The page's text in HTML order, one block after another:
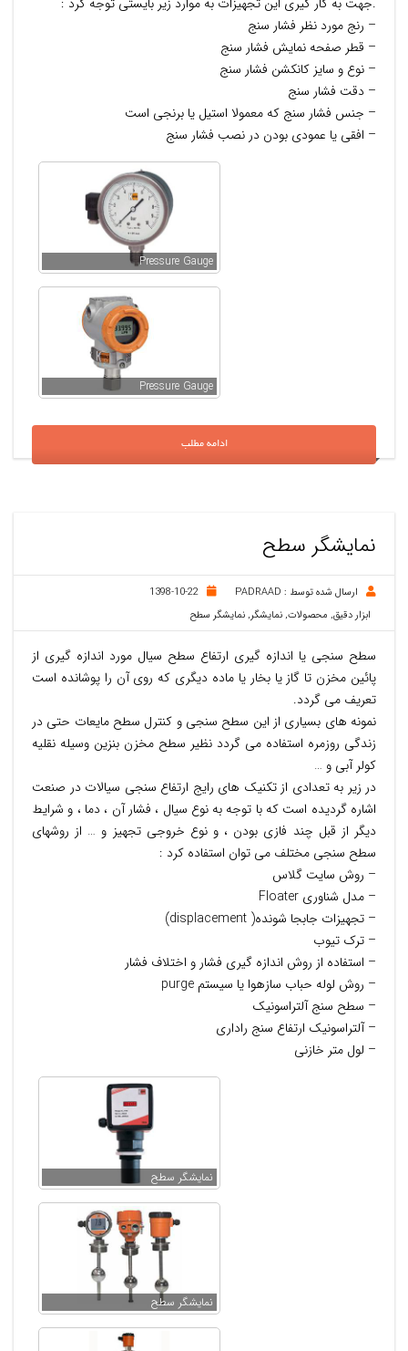
– رنج مورد نظر فشار سنج
– قطر صفحه نمایش فشار سنج
– نوع و سایز کانکشن فشار سنج
– دقت فشار سنج
– جنس فشار سنج که معمولا استیل یا برنجی است
– افقی یا عمودی بودن در نصب فشار سنج
Pressure Gauge
Pressure Gauge
ادامه مطلب
نمایشگر سطح
ارسال شده توسط : PADRAAD
1398-10-22
ابزار دقیق, محصولات,نمایشگر,نمایشگر سطح
سطح سنجی یا اندازه گیری ارتفاع سطح سیال مورد اندازه گیری از
پائین مخزن تا گاز یا بخار یا ماده دیگری که روی آن را پوشانده است
تعریف می گردد.
نمونه های بسیاری از این سطح سنجی و کنترل سطح مایعات حتی در
زندگی روزمره استفاده می گردد نظیر سطح مخزن بنزین وسیله نقلیه
کولر آبی و …
در زیر به تعدادی از تکنیک های رایج ارتفاع سنجی سیالات در صنعت
اشاره گردیده است که با توجه به نوع سیال ، فشار آن ، دما ، و شرایط
دیگر از قبل چند فازی بودن ، و نوع خروجی تجهیز و … از روشهای
سطح سنجی مختلف می توان استفاده کرد :
– روش سایت گلاس
– مدل شناوری Floater
– تجهیزات جابجا شونده( displacement)
– ترک تیوب
– استفاده از روش اندازه گیری فشار و اختلاف فشار
– روش لوله حباب سازهوا یا سیستم purge
– سطح سنج آلتراسونیک
– آلتراسونیک ارتفاع سنج راداری
– لول متر خازنی
نمایشگر سطح
نمایشگر سطح